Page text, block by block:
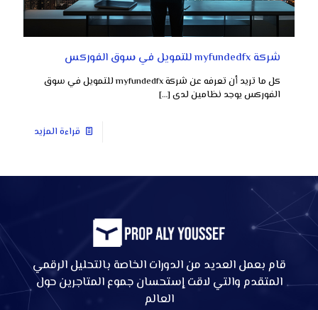
شركة myfundedfx للتمويل في سوق الفوركس
كل ما تريد أن تعرفه عن شركة myfundedfx للتمويل في سوق
الفوركس يوجد نظامين لدى[…]
قراءة المزيد
قام بعمل العديد من الدورات الخاصة بالتحليل الرقمي
المتقدم والتي لاقت إستحسان جموع المتاجرين حول
العالم